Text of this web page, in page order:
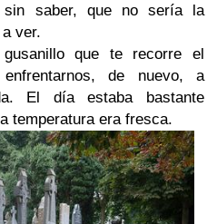
sin saber, que no sería la
ver.
que te recorre el
de nuevo, a
El día estaba bastante
temperatura era fresca.